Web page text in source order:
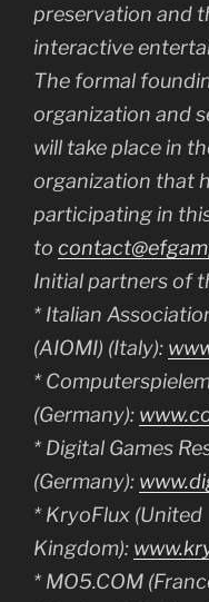
preservation and
interactive
The formal
organization and
will take place in
organization that
participating in
to
Initial partners of
* Italian
(AIOMI) (Italy):
*
(Germany):
* Digital Games
(Germany):
* KryoFlux (United
Kingdom):
* MO5.COM